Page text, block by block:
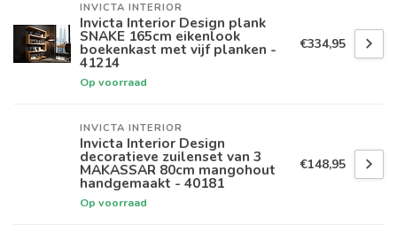
INVICTA INTERIOR
Invicta Interior Design plank
SNAKE 165cm eikenlook
boekenkast met vijf planken -
41214
Op voorraad
€334,95
INVICTA INTERIOR
Invicta Interior Design
decoratieve zuilenset van 3
MAKASSAR 80cm mangohout
handgemaakt - 40181
Op voorraad
€148,95